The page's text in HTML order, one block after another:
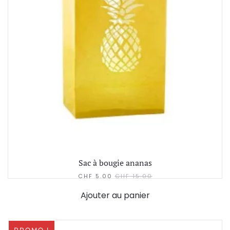
Sac à bougie ananas
CHF 5.00 CHF15.00
Ajouter au panier